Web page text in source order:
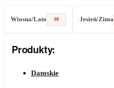
Wiosna/Lato 10 Jesień/Zima
Produkty:
Damskie